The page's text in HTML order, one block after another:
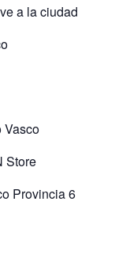
a la ciudad
Vasco
Store
Provincia 6